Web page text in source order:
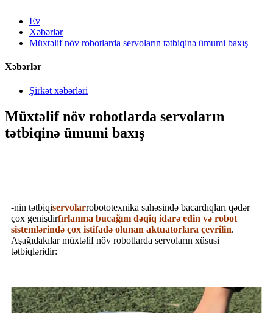
Ev
Xəbərlər
Müxtəlif növ robotlarda servoların tətbiqinə ümumi baxış
Xəbərlər
Şirkət xəbərləri
Müxtəlif növ robotlarda servoların
tətbiqinə ümumi baxış
-nin tətbiqiservolarrobototexnika sahəsində bacardıqları qədər
çox genişdirfırlanma bucağını dəqiq idarə edin və robot
sistemlərində çox istifadə olunan aktuatorlara çevrilin.
Aşağıdakılar müxtəlif növ robotlarda servoların xüsusi
tətbiqləridir: